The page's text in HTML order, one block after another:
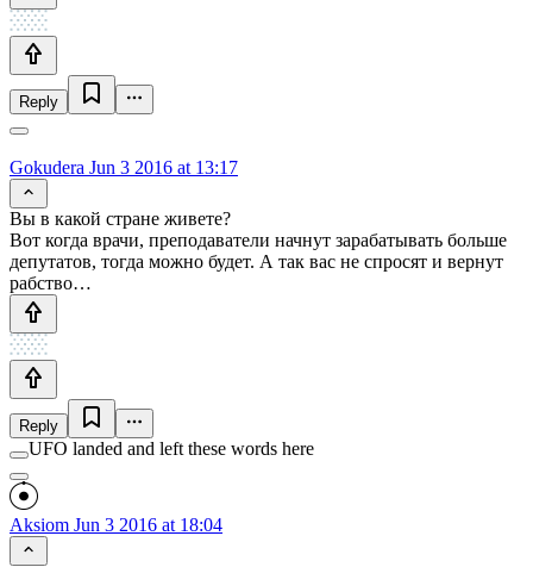
Reply
Gokudera Jun 3 2016 at 13:17
Вы в какой стране живете?
Вот когда врачи, преподаватели начнут зарабатывать больше
депутатов, тогда можно будет. А так вас не спросят и вернут
рабство…
Reply
UFO landed and left these words here
Aksiom Jun 3 2016 at 18:04